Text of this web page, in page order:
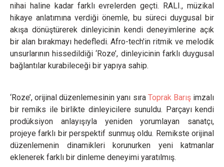
nihai haline kadar farklı evrelerden geçti. RALI., müzikal
hikaye anlatımına verdiği önemle, bu süreci duygusal bir
akışa dönüştürerek dinleyicinin kendi deneyimlerine açık
bir alan bırakmayı hedefledi. Afro-tech'in ritmik ve melodik
unsurlarının hissedildiği ‘Roze’, dinleyicinin farklı duygusal
bağlantılar kurabileceği bir yapıya sahip.
‘Roze’, orijinal düzenlemesinin yanı sıra Toprak Barışimzalı
bir remiks ile birlikte dinleyicilere sunuldu. Parçayı kendi
prodüksiyon anlayışıyla yeniden yorumlayan sanatçı,
projeye farklı bir perspektif sunmuş oldu. Remikste orijinal
düzenlemenin dinamikleri korunurken yeni katmanlar
eklenerek farklı bir dinleme deneyimi yaratılmış.